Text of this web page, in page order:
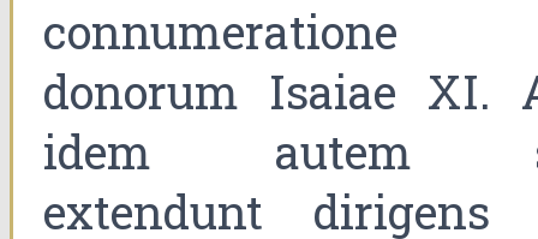
connumeratione
donorum Isaiae XI.
idem autem
extendunt dirigens